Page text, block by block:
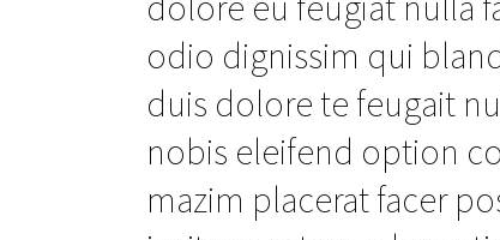
odio dignissim qui
duis dolore te feugait
nobis eleifend option
mazim placerat facer